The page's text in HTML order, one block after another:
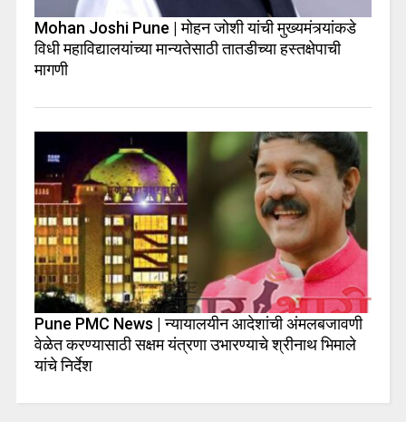
Mohan Joshi Pune | मोहन जोशी यांची मुख्यमंत्र्यांकडे
विधी महाविद्यालयांच्या मान्यतेसाठी तातडीच्या हस्तक्षेपाची
मागणी
Pune PMC News | न्यायालयीन आदेशांची अंमलबजावणी
वेळेत करण्यासाठी सक्षम यंत्रणा उभारण्याचे श्रीनाथ भिमाले
यांचे निर्देश